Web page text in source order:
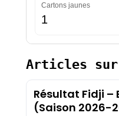
Cartons jaunes
1
Articles sur
Résultat Fidji –
(Saison 2026-